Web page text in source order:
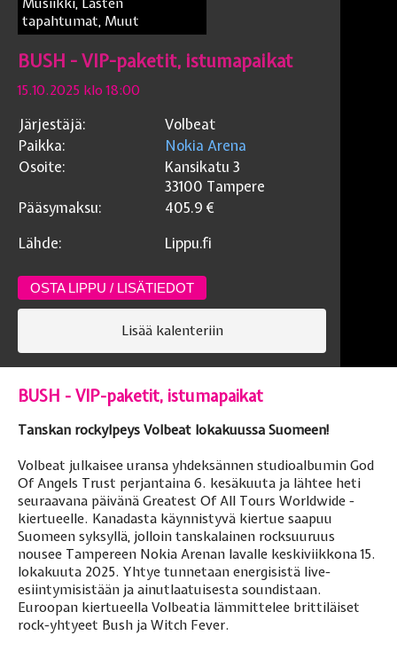
Musiikki, Lasten
tapahtumat, Muut
BUSH - VIP-paketit, istumapaikat
15.10.2025 klo 18:00
Järjestäjä:
Volbeat
Paikka:
Nokia Arena
Osoite:
Kansikatu 3
33100 Tampere
Pääsymaksu:
405.9 €
Lähde:
Lippu.fi
OSTA LIPPU / LISÄTIEDOT
Lisää kalenteriin
BUSH - VIP-paketit, istumapaikat
Tanskan rockylpeys Volbeat lokakuussa Suomeen!
Volbeat julkaisee uransa yhdeksännen studioalbumin God
Of Angels Trust perjantaina 6. kesäkuuta ja lähtee heti
seuraavana päivänä Greatest Of All Tours Worldwide -
kiertueelle. Kanadasta käynnistyvä kiertue saapuu
Suomeen syksyllä, jolloin tanskalainen rocksuuruus
nousee Tampereen Nokia Arenan lavalle keskiviikkona 15.
lokakuuta 2025. Yhtye tunnetaan energisistä live-
esiintymisistään ja ainutlaatuisesta soundistaan.
Euroopan kiertueella Volbeatia lämmittelee brittiläiset
rock-yhtyeet Bush ja Witch Fever.